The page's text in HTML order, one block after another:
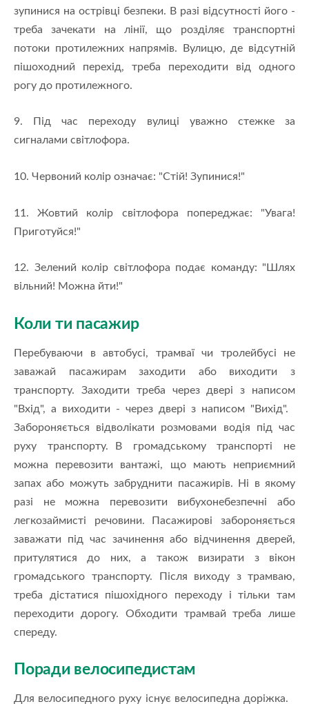
зупинися на острівці безпеки. В разі відсутності його -
треба зачекати на лінії, що розділяє транспортні
потоки протилежних напрямів. Вулицю, де відсутній
пішоходний перехід, треба переходити від одного
рогу до протилежного.
9. Під час переходу вулиці уважно стежке за
сигналами світлофора.
10. Червоний колір означає: "Стій! Зупинися!"
11. Жовтий колір світлофора попереджає: "Увага!
Приготуйся!"
12. Зелений колір світлофора подає команду: "Шлях
вільний! Можна йти!"
Коли ти пасажир
Перебуваючи в автобусі, трамваї чи тролейбусі не
заважай пасажирам заходити або виходити з
транспорту. Заходити треба через двері з написом
"Вхід", а виходити - через двері з написом "Вихід".
Забороняється відволікати розмовами водія під час
руху транспорту. В громадському транспорті не
можна перевозити вантажі, що мають неприємний
запах або можуть забруднити пасажирів. Ні в якому
разі не можна перевозити вибухонебезпечні або
легкозаймисті речовини. Пасажирові забороняється
заважати під час зачинення або відчинення дверей,
притулятися до них, а також визирати з вікон
громадського транспорту. Після виходу з трамваю,
треба дістатися пішохідного переходу і тільки там
переходити дорогу. Обходити трамвай треба лише
спереду.
Поради велосипедистам
Для велосипедного руху існує велосипедна доріжка.